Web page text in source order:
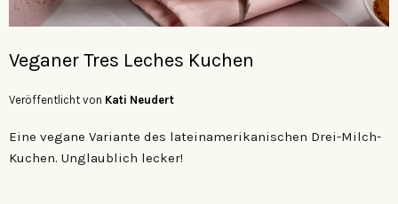
Veganer Tres Leches Kuchen
Veröffentlicht von Kati Neudert
Eine vegane Variante des lateinamerikanischen Drei-Milch-
Kuchen. Unglaublich lecker!